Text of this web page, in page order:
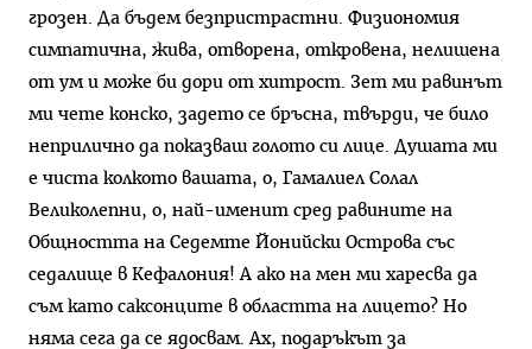
грозен. Да бъдем безпристрастни. Физиономия
симпатична, жива, отворена, откровена, нелишена
от ум и може би дори от хитрост. Зет ми равинът
ми чете конско, задето се бръсна, твърди, че било
неприлично да показваш голото си лице. Душата ми
е чиста колкото вашата, о, Гамалиел Солал
Великолепни, о, най-именит сред равините на
Общността на Седемте Йонийски Острова със
седалище в Кефалония! А ако на мен ми харесва да
съм като саксонците в областта на лицето? Но
няма сега да се ядосвам. Ах, подаръкът за